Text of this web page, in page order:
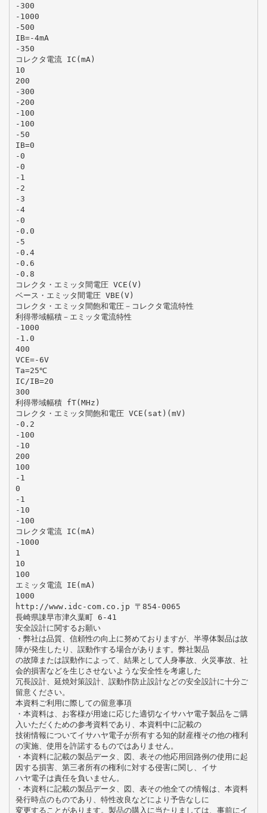
-300
-1000
-500
IB=-4mA
-350
コレクタ電流 IC(mA)
10
200
-300
-200
-100
-100
-50
IB=0
-0
-0
-1
-2
-3
-4
-0
-0.0
-5
-0.4
-0.6
-0.8
コレクタ・エミッタ間電圧 VCE(V)
ベース・エミッタ間電圧 VBE(V)
コレクタ・エミッタ間飽和電圧－コレクタ電流特性
利得帯域幅積－エミッタ電流特性
-1000
-1.0
400
VCE=-6V
Ta=25℃
IC/IB=20
300
利得帯域幅積 fT(MHz)
コレクタ・エミッタ間飽和電圧 VCE(sat)(mV)
-0.2
-100
-10
200
100
-1
0
-1
-10
-100
コレクタ電流 IC(mA)
-1000
1
10
100
エミッタ電流 IE(mA)
1000
http://www.idc-com.co.jp 〒854-0065
長崎県諌早市津久葉町 6-41
安全設計に関するお願い
・弊社は品質、信頼性の向上に努めておりますが、半導体製品は故
障が発生したり、誤動作する場合があります。弊社製品
の故障または誤動作によって、結果として人身事故、火災事故、社
会的損害などを生じさせないような安全性を考慮した
冗長設計、延焼対策設計、誤動作防止設計などの安全設計に十分ご
留意ください。
本資料ご利用に際しての留意事項
・本資料は、お客様が用途に応じた適切なイサハヤ電子製品をご購
入いただくための参考資料であり、本資料中に記載の
技術情報についてイサハヤ電子が所有する知的財産権その他の権利
の実施、使用を許諾するものではありません。
・本資料に記載の製品データ、図、表その他応用回路例の使用に起
因する損害、第三者所有の権利に対する侵害に関し、イサ
ハヤ電子は責任を負いません。
・本資料に記載の製品データ、図、表その他全ての情報は、本資料
発行時点のものであり、特性改良などにより予告なしに
変更することがあります。製品の購入に当たりましては、事前にイ